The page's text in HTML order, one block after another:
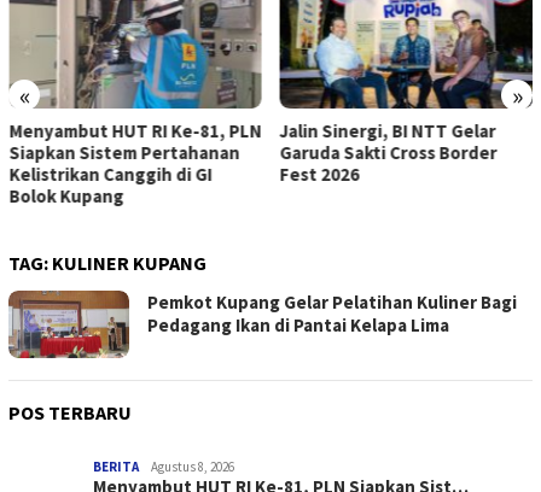
« »
Menyambut HUT RI Ke-81, PLN
Siapkan Sistem Pertahanan
Kelistrikan Canggih di GI
Bolok Kupang
Jalin Sinergi, BI NTT Gelar
Garuda Sakti Cross Border
Fest 2026
TAG: KULINER KUPANG
Pemkot Kupang Gelar Pelatihan Kuliner Bagi
Pedagang Ikan di Pantai Kelapa Lima
POS TERBARU
BERITA Agustus 8, 2026
Menyambut HUT RI Ke-81, PLN Siapkan Sist…